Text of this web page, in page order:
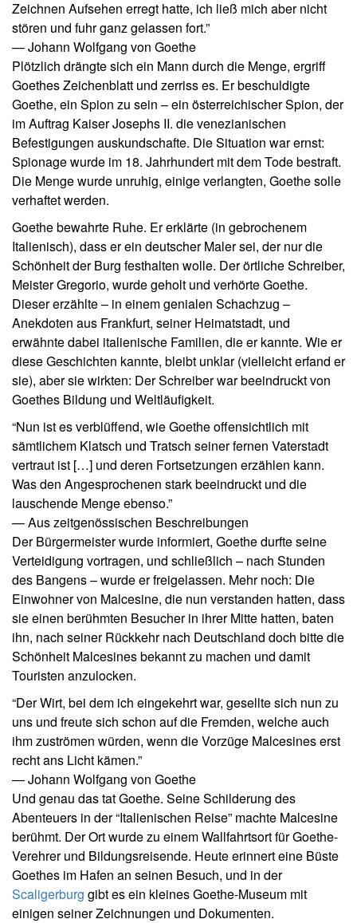
Zeichnen Aufsehen erregt hatte, ich ließ mich aber nicht
stören und fuhr ganz gelassen fort.”
— Johann Wolfgang von Goethe
Plötzlich drängte sich ein Mann durch die Menge, ergriff
Goethes Zeichenblatt und zerriss es. Er beschuldigte
Goethe, ein Spion zu sein – ein österreichischer Spion, der
im Auftrag Kaiser Josephs II. die venezianischen
Befestigungen auskundschafte. Die Situation war ernst:
Spionage wurde im 18. Jahrhundert mit dem Tode bestraft.
Die Menge wurde unruhig, einige verlangten, Goethe solle
verhaftet werden.
Goethe bewahrte Ruhe. Er erklärte (in gebrochenem
Italienisch), dass er ein deutscher Maler sei, der nur die
Schönheit der Burg festhalten wolle. Der örtliche Schreiber,
Meister Gregorio, wurde geholt und verhörte Goethe.
Dieser erzählte – in einem genialen Schachzug –
Anekdoten aus Frankfurt, seiner Heimatstadt, und
erwähnte dabei italienische Familien, die er kannte. Wie er
diese Geschichten kannte, bleibt unklar (vielleicht erfand er
sie), aber sie wirkten: Der Schreiber war beeindruckt von
Goethes Bildung und Weltläufigkeit.
“Nun ist es verblüffend, wie Goethe offensichtlich mit
sämtlichem Klatsch und Tratsch seiner fernen Vaterstadt
vertraut ist […] und deren Fortsetzungen erzählen kann.
Was den Angesprochenen stark beeindruckt und die
lauschende Menge ebenso.”
— Aus zeitgenössischen Beschreibungen
Der Bürgermeister wurde informiert, Goethe durfte seine
Verteidigung vortragen, und schließlich – nach Stunden
des Bangens – wurde er freigelassen. Mehr noch: Die
Einwohner von Malcesine, die nun verstanden hatten, dass
sie einen berühmten Besucher in ihrer Mitte hatten, baten
ihn, nach seiner Rückkehr nach Deutschland doch bitte die
Schönheit Malcesines bekannt zu machen und damit
Touristen anzulocken.
“Der Wirt, bei dem ich eingekehrt war, gesellte sich nun zu
uns und freute sich schon auf die Fremden, welche auch
ihm zuströmen würden, wenn die Vorzüge Malcesines erst
recht ans Licht kämen.”
— Johann Wolfgang von Goethe
Und genau das tat Goethe. Seine Schilderung des
Abenteuers in der “Italienischen Reise” machte Malcesine
berühmt. Der Ort wurde zu einem Wallfahrtsort für Goethe-
Verehrer und Bildungsreisende. Heute erinnert eine Büste
Goethes im Hafen an seinen Besuch, und in der
Scaligerburg gibt es ein kleines Goethe-Museum mit
einigen seiner Zeichnungen und Dokumenten.